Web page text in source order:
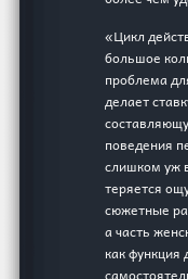
«Цикл
большое
проблема
делает
поведения
слишком уж
теряется
сюжетные
а часть
как функция